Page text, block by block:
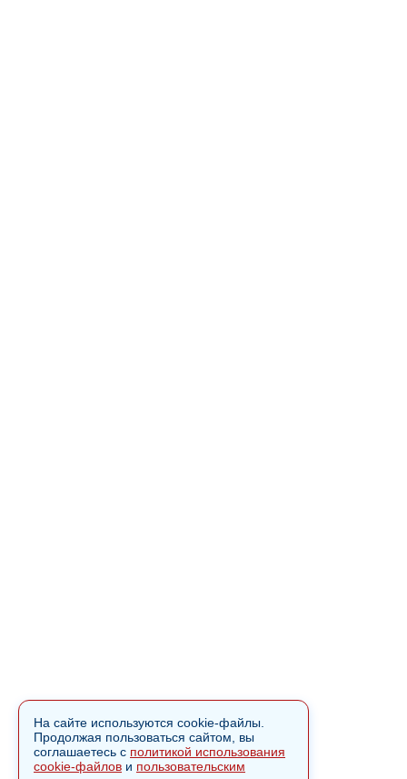
На сайте используются cookie-файлы.
Продолжая пользоваться сайтом, вы
соглашаетесь с политикой использования
cookie-файлов и пользовательским